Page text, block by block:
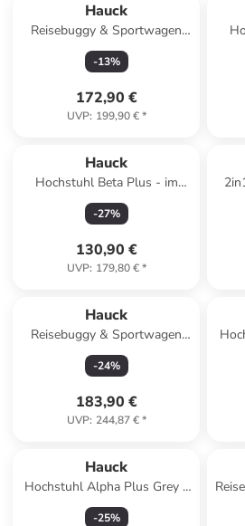
Hauck
Reisebuggy & Sportwagen
Travel N Care in
gruen,schwarz
-13%
172,90 €
UVP: 199,90 €*
Hauck
Hochstuhl Beta Plus - im
Sparset in gray
-27%
130,90 €
UVP: 179,80 €*
Hauck
Reisebuggy & Sportwagen
Travel N Care in gruen
-24%
183,90 €
UVP: 244,87 €*
Hauck
Hochstuhl Alpha Plus Grey -
im Sparset in gray
-25%